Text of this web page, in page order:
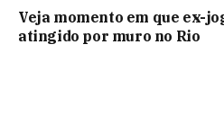
Veja momento em que ex-
atingido por muro no Rio